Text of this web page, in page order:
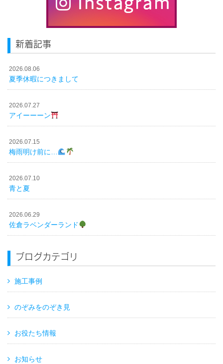
新着記事
2026.08.06
夏季休暇につきまして
2026.07.27
アイーーーン
2026.07.15
梅雨明け前に…
2026.07.10
青と夏
2026.06.29
佐倉ラベンダーランド
ブログカテゴリ
施工事例
のぞみをのぞき見
お役たち情報
お知らせ